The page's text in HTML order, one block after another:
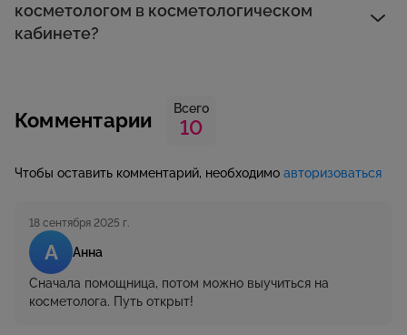
косметологом в косметологическом
кабинете?
Комментарии Всего
10
Чтобы оставить комментарий, необходимо авторизоваться
А Анна
18 сентября 2025 г.
Сначала помощница, потом можно выучиться на
косметолога. Путь открыт!